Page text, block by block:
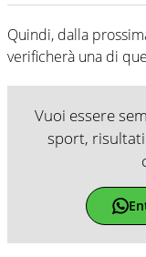
Quindi, dalla
verificherà una di
Vuoi essere
sport,